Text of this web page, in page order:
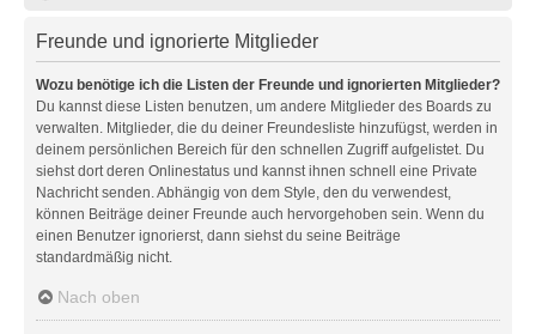
Freunde und ignorierte Mitglieder
Wozu benötige ich die Listen der Freunde und ignorierten Mitglieder?
Du kannst diese Listen benutzen, um andere Mitglieder des Boards zu
verwalten. Mitglieder, die du deiner Freundesliste hinzufügst, werden in
deinem persönlichen Bereich für den schnellen Zugriff aufgelistet. Du
siehst dort deren Onlinestatus und kannst ihnen schnell eine Private
Nachricht senden. Abhängig von dem Style, den du verwendest,
können Beiträge deiner Freunde auch hervorgehoben sein. Wenn du
einen Benutzer ignorierst, dann siehst du seine Beiträge
standardmäßig nicht.
Nach oben